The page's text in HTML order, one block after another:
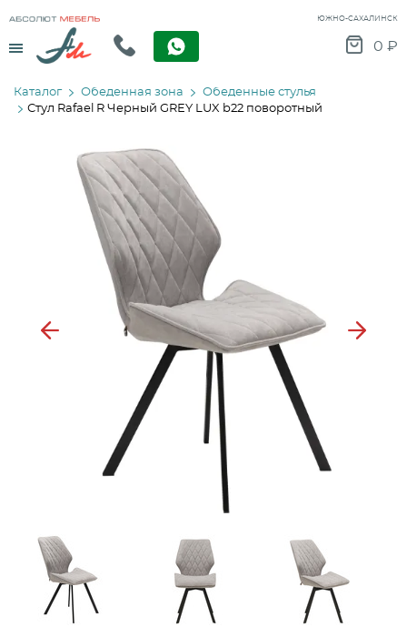
Menu
ЮЖНО-САХАЛИНСК
0 ₽
Каталог Обеденная зона
Обеденные стулья
Стул Rafael R Черный GREY LUX b22 поворотный
Previous